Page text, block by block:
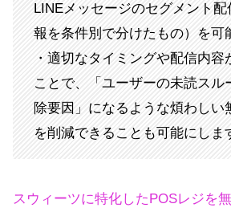
LINEメッセージのセグメント
報を条件別で分けたもの）を可
・適切なタイミングや配信内容
ことで、「ユーザーの未読スル
除要因」になるような煩わしい
を削減できることも可能にしま
スウィーツに特化したPOSレジを